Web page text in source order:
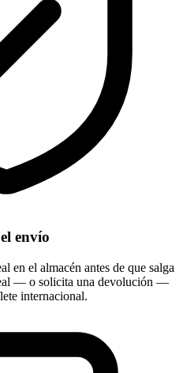
envío
en el almacén antes de que salga
— o solicita una devolución —
internacional.